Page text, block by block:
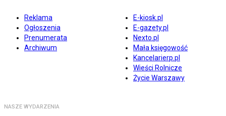
Reklama
Ogłoszenia
Prenumerata
Archiwum
E-kiosk.pl
E-gazety.pl
Nexto.pl
Mała księgowość
Kancelarierp.pl
Wieści Rolnicze
Życie Warszawy
NASZE WYDARZENIA